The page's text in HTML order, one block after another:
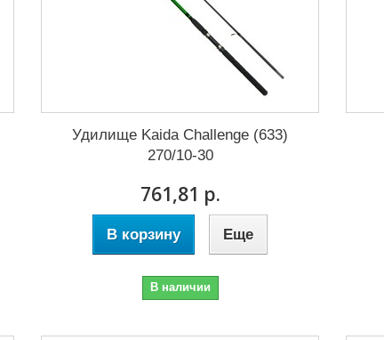
Удилище Kaida Challenge (633)
270/10-30
761,81 р.
В корзину Еще
В наличии